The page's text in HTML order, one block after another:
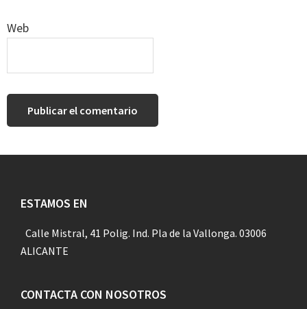
Web
Footer
ESTAMOS EN
Calle Mistral, 41 Polig. Ind. Pla de la Vallonga. 03006
ALICANTE
CONTACTA CON NOSOTROS